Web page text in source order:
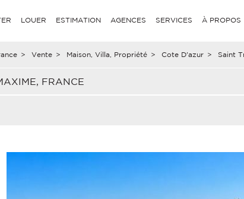
LOUER ESTIMATION AGENCES SERVICES À PROPOS
> Vente > Maison, Villa, Propriété > Cote D'azur > Saint
FRANCE